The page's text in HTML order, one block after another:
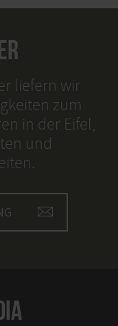
liefern wir
zum
in der Eifel,
und